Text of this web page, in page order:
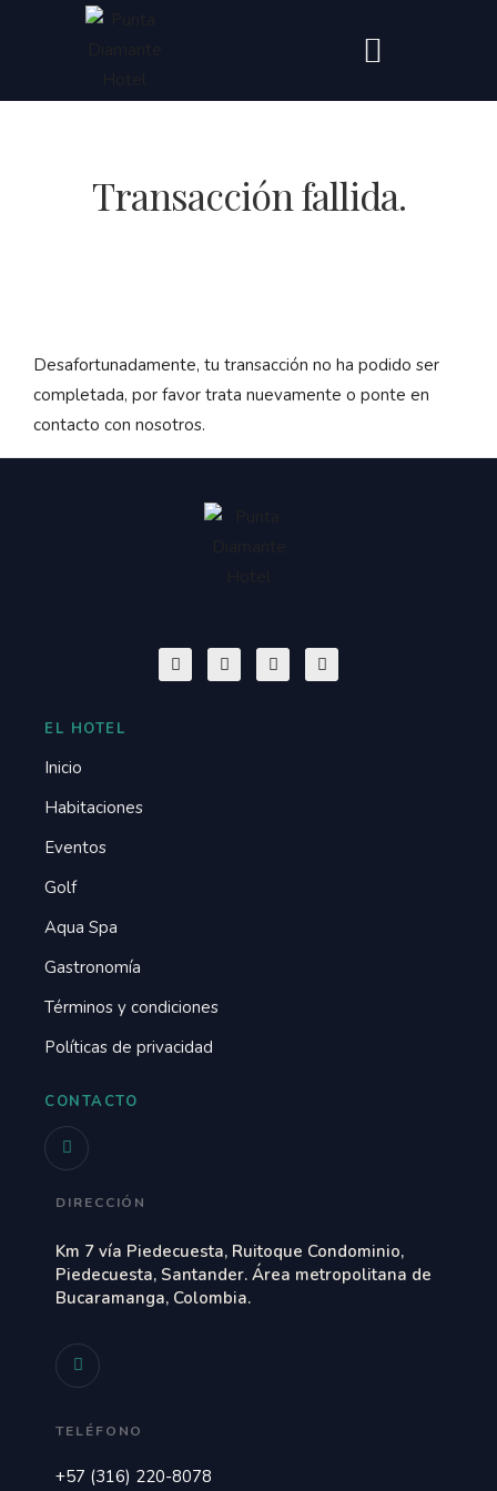
Transacción fallida.
Desafortunadamente, tu transacción no ha podido ser
completada, por favor trata nuevamente o ponte en
contacto con nosotros.
EL HOTEL
Inicio
Habitaciones
Eventos
Golf
Aqua Spa
Gastronomía
Términos y condiciones
Políticas de privacidad
CONTACTO
DIRECCIÓN
Km 7 vía Piedecuesta, Ruitoque Condominio,
Piedecuesta, Santander. Área metropolitana de
Bucaramanga, Colombia.
TELÉFONO
+57 (316) 220-8078